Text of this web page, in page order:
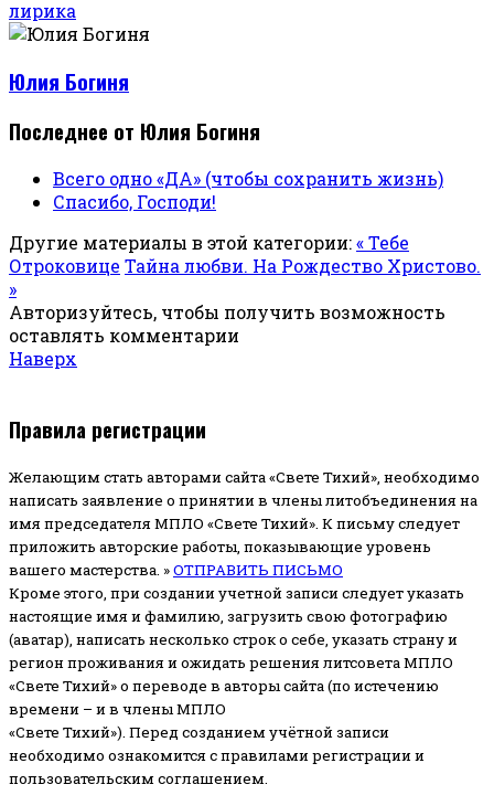
лирика
Юлия Богиня
Последнее от Юлия Богиня
Всего одно «ДА» (чтобы сохранить жизнь)
Спасибо, Господи!
Другие материалы в этой категории:« Тебе
Отроковице Тайна любви. На Рождество Христово.
»
Авторизуйтесь, чтобы получить возможность
оставлять комментарии
Наверх
Правила регистрации
Желающим стать авторами сайта «Свете Тихий», необходимо
написать заявление о принятии в члены литобъединения на
имя председателя МПЛО «Свете Тихий». К письму следует
приложить авторские работы, показывающие уровень
вашего мастерства. »ОТПРАВИТЬ ПИСЬМО
Кроме этого, при создании учетной записи следует указать
настоящие имя и фамилию, загрузить свою фотографию
(аватар), написать несколько строк о себе, указать страну и
регион проживания и ожидать решения литсовета МПЛО
«Свете Тихий» о переводе в авторы сайта (по истечению
времени – и в члены МПЛО
«Свете Тихий»). Перед созданием учётной записи
необходимо ознакомится с правилами регистрации и
пользовательским соглашением.